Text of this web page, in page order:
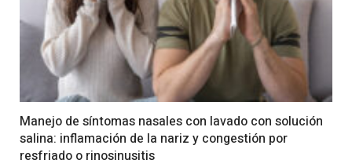
Manejo de síntomas nasales con lavado con solución
salina: inflamación de la nariz y congestión por
resfriado o rinosinusitis